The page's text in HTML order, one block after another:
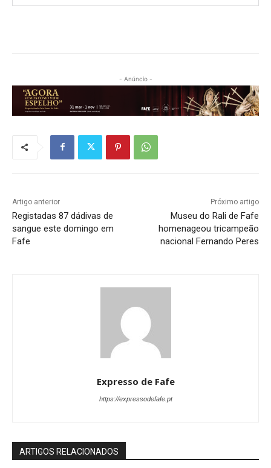
- Anúncio -
Artigo anterior
Registadas 87 dádivas de
sangue este domingo em
Fafe
Próximo artigo
Museu do Rali de Fafe
homenageou tricampeão
nacional Fernando Peres
Expresso de Fafe
https://expressodefafe.pt
ARTIGOS RELACIONADOS